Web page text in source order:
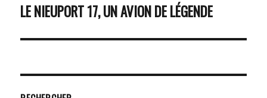
DE
LE NIEUPORT 17, UN AVION DE LÉGENDE